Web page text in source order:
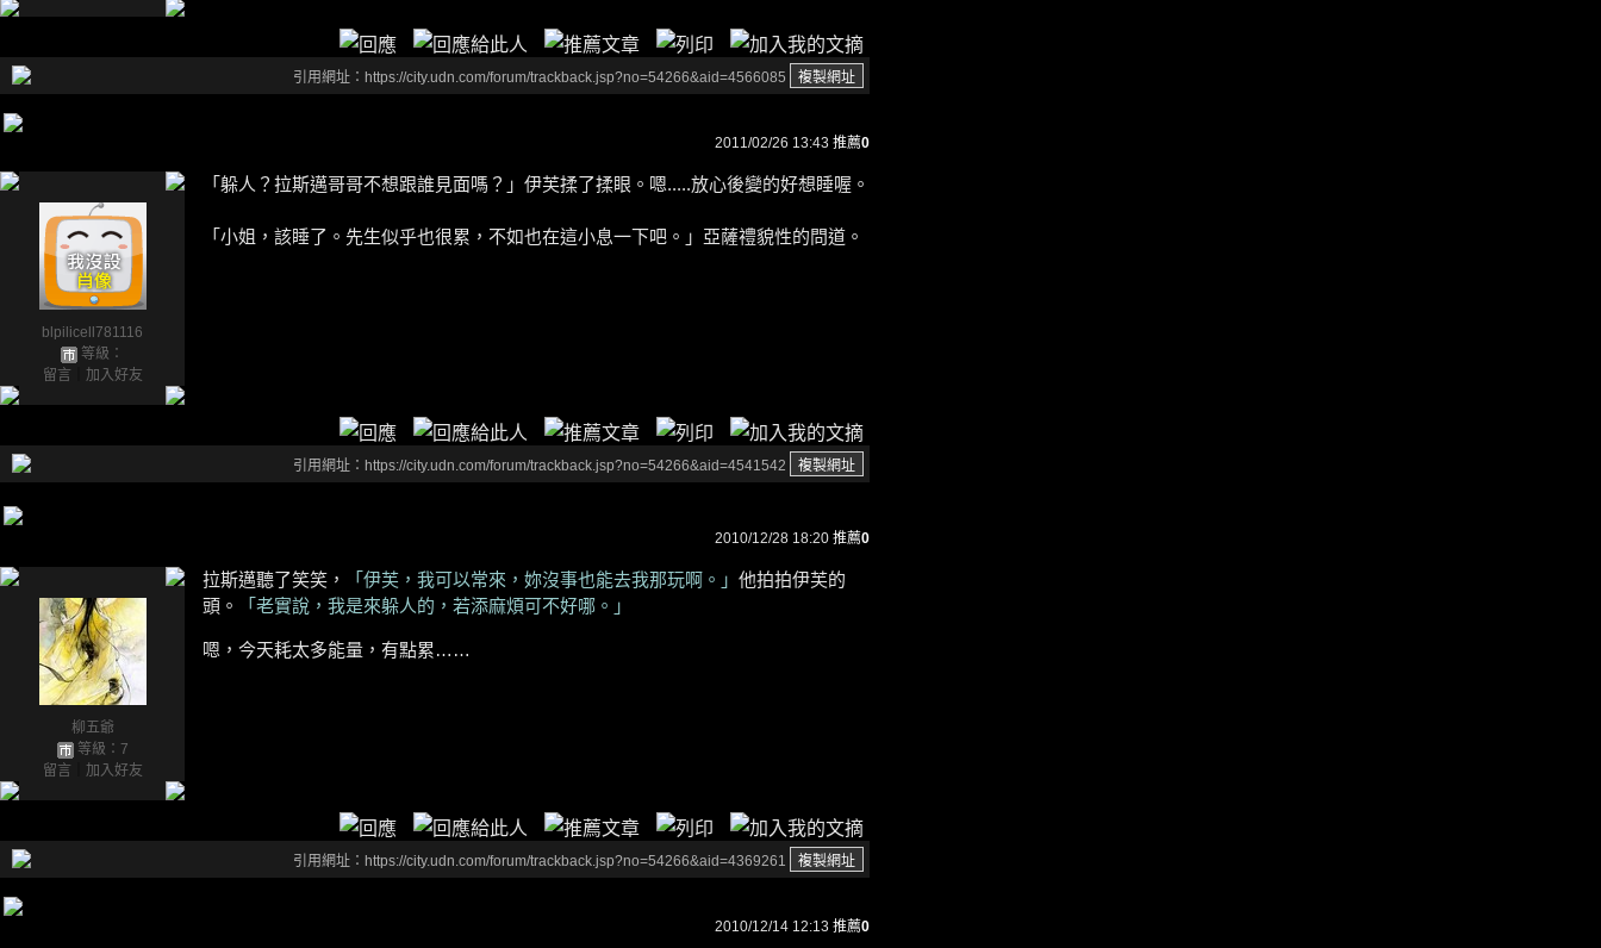
引用網址：https://city.udn.com/forum/trackback.jsp?no=54266&aid=4566085
2011/02/26 13:43 推薦0
blpilicell781116
等級：
留言
加入好友
「躲人？拉斯邁哥哥不想跟誰見面嗎？」伊芙揉了揉眼。嗯.....放心後變的好想睡喔。
「小姐，該睡了。先生似乎也很累，不如也在這小息一下吧。」亞薩禮貌性的問道。
引用網址：https://city.udn.com/forum/trackback.jsp?no=54266&aid=4541542
2010/12/28 18:20 推薦0
柳五爺
等級：7
留言
加入好友
拉斯邁聽了笑笑， 「伊芙，我可以常來，妳沒事也能去我那玩啊。」 他拍拍伊芙的
頭。
「老實說，我是來躲人的，若添麻煩可不好哪。」
嗯，今天耗太多能量，有點累……
引用網址：https://city.udn.com/forum/trackback.jsp?no=54266&aid=4369261
2010/12/14 12:13 推薦0